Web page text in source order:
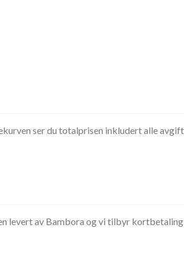
ser du totalprisen inkludert alle
levert av Bambora og vi tilbyr